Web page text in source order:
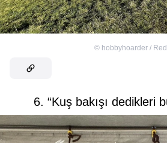
© hobbyhoarder /
6. “Kuş bakışı dedikleri